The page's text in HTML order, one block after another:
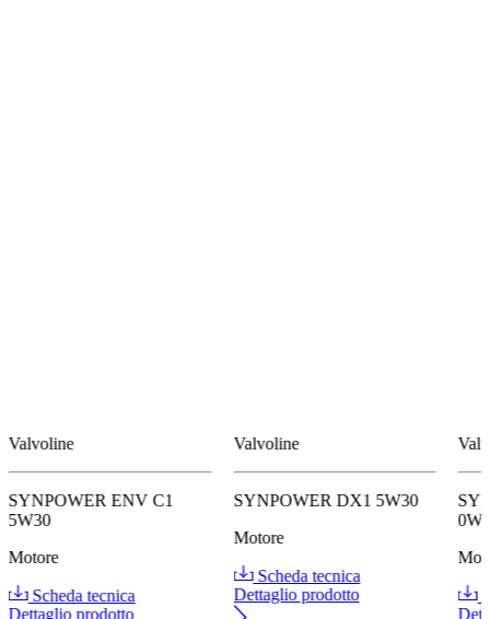
Valvoline
SYNPOWER ENV C1
5W30
Motore
Scheda tecnica
Dettaglio prodotto
Valvoline
SYNPOWER DX1 5W30
Motore
Scheda tecnica
Dettaglio prodotto